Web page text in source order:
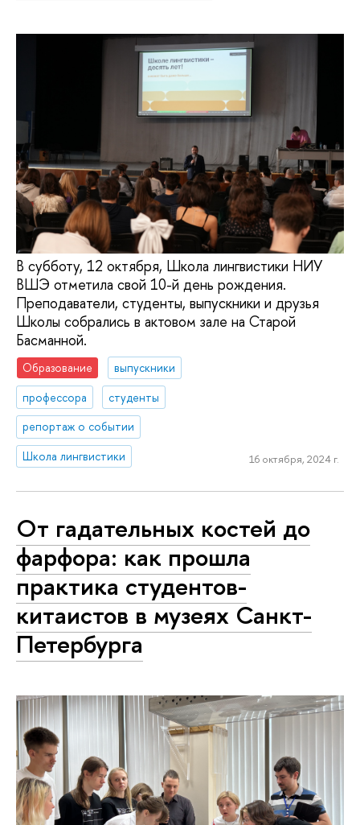
В субботу, 12 октября, Школа лингвистики НИУ
ВШЭ отметила свой 10-й день рождения.
Преподаватели, студенты, выпускники и друзья
Школы собрались в актовом зале на Старой
Басманной.
Образование
выпускники
профессора
студенты
репортаж о событии
Школа лингвистики
16 октября, 2024 г.
От гадательных костей до
фарфора: как прошла
практика студентов-
китаистов в музеях Санкт-
Петербурга